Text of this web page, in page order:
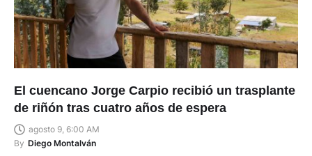
El cuencano Jorge Carpio recibió un trasplante
de riñón tras cuatro años de espera
agosto 9, 6:00 AM
By
Diego Montalván